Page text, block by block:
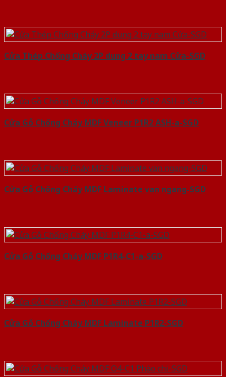
Cửa Thép Chống Cháy 2P dung 2 tay nam Cửa-SGD
Cửa Gỗ Chống Cháy MDF Veneer P1R2 ASH-a-SGD
Cửa Gỗ Chống Cháy MDF Laminate van ngang-SGD
Cửa Gỗ Chống Cháy MDF P1R4-C1-a-SGD
Cửa Gỗ Chống Cháy MDF Laminate P1R2-SGD